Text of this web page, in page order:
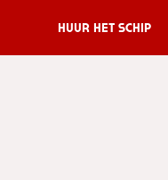
Huur het schip